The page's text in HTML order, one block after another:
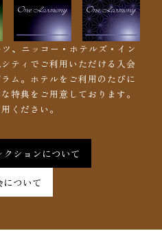
、ニッコー・ホテルズ・イン
ティでご利用いただける入会
ム。ホテルをご利用のたびに
特典をご用意しております。
ください。
ションについて
について